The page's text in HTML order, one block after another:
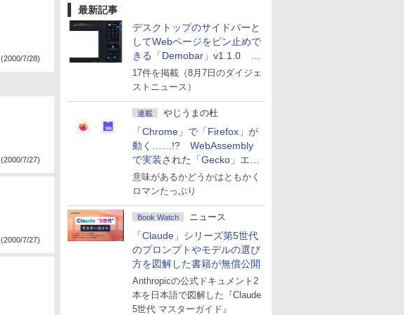
最新記事
デスクトップのサイドバーと
してWebページをピン止めで
きる「Demobar」v1.1.0 ほ
か
17件を掲載（8月7日のダイジェ
ストニュース）
連載 やじうまの杜
「Chrome」で「Firefox」が
動く……!? WebAssembly
で実装された「Gecko」エン
ジン
意味があるかどうかはともかく
ロマンたっぷり
Book Watch ニュース
「Claude」シリーズ第5世代
のプロンプトやモデルの選び
方を図解した書籍が無償公開
Anthropicの公式ドキュメント2
本を日本語で図解した『Claude
5世代 マスターガイド』
(2000/7/28)
(2000/7/27)
(2000/7/27)